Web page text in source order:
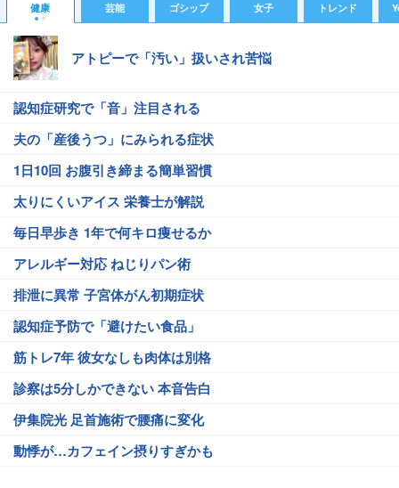
健康 芸能 ゴシップ 女子 トレンド
アトピーで「汚い」扱いされ苦悩
認知症研究で「音」注目される
夫の「産後うつ」にみられる症状
1日10回 お腹引き締まる簡単習慣
太りにくいアイス 栄養士が解説
毎日早歩き 1年で何キロ痩せるか
アレルギー対応 ねじりパン術
排泄に異常 子宮体がん初期症状
認知症予防で「避けたい食品」
筋トレ7年 彼女なしも肉体は別格
診察は5分しかできない 本音告白
伊集院光 足首施術で腰痛に変化
動悸が…カフェイン摂りすぎかも